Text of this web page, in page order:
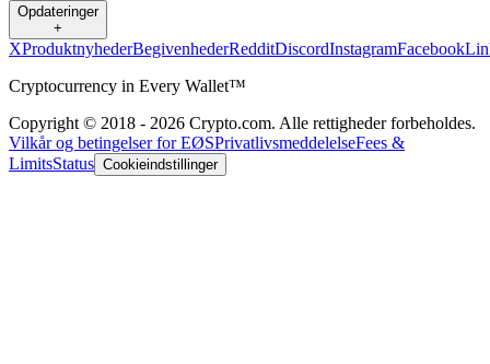
Opdateringer
+
XProduktnyhederBegivenhederRedditDiscordInstagramFacebook
Cryptocurrency in Every Wallet™
Copyright © 2018 - 2026 Crypto.com. Alle rettigheder forbeholdes.
Vilkår og betingelser for EØSPrivatlivsmeddelelseFees &
LimitsStatus Cookieindstillinger